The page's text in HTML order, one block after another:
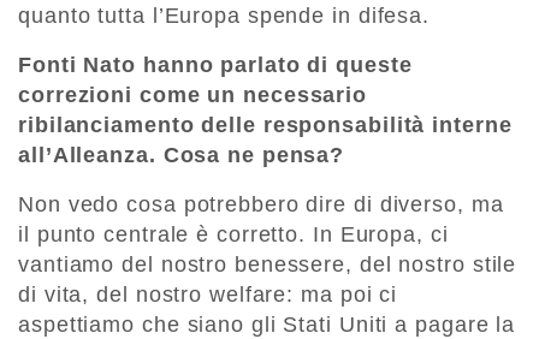
quanto tutta l’Europa spende in difesa.
Fonti Nato hanno parlato di queste
correzioni come un necessario
ribilanciamento delle responsabilità interne
all’Alleanza. Cosa ne pensa?
Non vedo cosa potrebbero dire di diverso, ma
il punto centrale è corretto. In Europa, ci
vantiamo del nostro benessere, del nostro stile
di vita, del nostro welfare: ma poi ci
aspettiamo che siano gli Stati Uniti a pagare la